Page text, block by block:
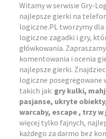
Witamy w serwisie Gry-
najlepsze gierki na
logiczne.PL tworzymy dla
logiczne zagadki i gry,
główkowania.
komentowania i ocenia
najlepsze gierki.
logiczne posegregowane
takich jak: gry kulki,
pasjanse, ukryte
warcaby, escape , trzy
więcej tylko fajnych,
każdego za darmo bez